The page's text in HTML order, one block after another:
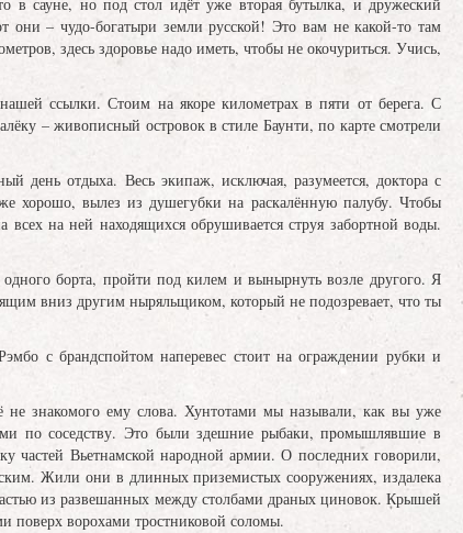
они – чудо-богатыри земли русской! Это вам не какой-то там
здесь здоровье надо иметь, чтобы не окочуриться. Учись,
ссылки. Стоим на якоре километрах в пяти от берега. С
– живописный островок в стиле Баунти, по карте смотрели
день отдыха. Весь экипаж, исключая, разумеется, доктора с
хорошо, вылез из душегубки на раскалённую палубу. Чтобы
на ней находящихся обрушивается струя забортной воды.
борта, пройти под килем и вынырнуть возле другого. Я
вниз другим ныряльщиком, который не подозревает, что ты
с брандспойтом наперевес стоит на ограждении рубки и
не знакомого ему слова. Хунтотами мы называли, как вы уже
по соседству. Это были здешние рыбаки, промышлявшие в
частей Вьетнамской народной армии. О последних говорили,
Жили они в длинных приземистых сооружениях, издалека
из развешанных между столбами драных циновок. Крышей
поверх ворохами тростниковой соломы.